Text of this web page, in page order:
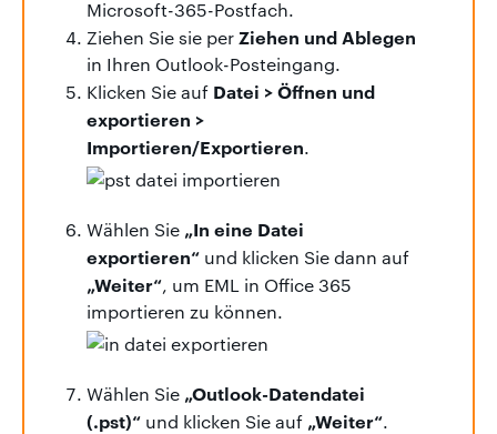
Microsoft-365-Postfach.
Ziehen Sie sie per Ziehen und Ablegen
in Ihren Outlook-Posteingang.
Klicken Sie auf Datei > Öffnen und
exportieren >
Importieren/Exportieren.
Wählen Sie „In eine Datei
exportieren“ und klicken Sie dann auf
„Weiter“, um EML in Office 365
importieren zu können.
Wählen Sie „Outlook-Datendatei
(.pst)“ und klicken Sie auf „Weiter“.